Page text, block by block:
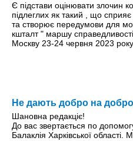
Є підстави оцінювати злочин
підлеглих як такий , що сприяє
та створює передумови для
кшталт " маршу
Москву 23-24 червня 2023
Не дають добро на добро
Шановна редакціє!
До вас звертається по
Балаклія Харківської області.